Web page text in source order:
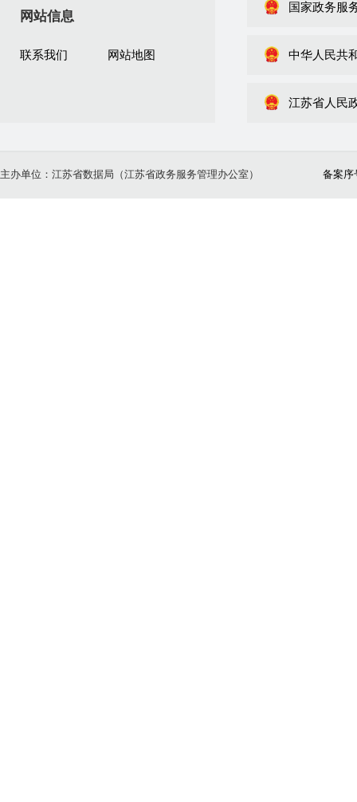
网站信息
联系我们 网站地图
国家政务服
中华人民共
江苏省人民
主办单位：江苏省数据局（江苏省政务服务管理办公室） 备案序